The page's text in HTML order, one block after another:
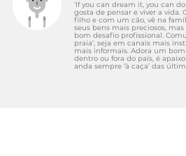
‘If you can dream it, you can
gosta de pensar e viver a vida.
filho e com um cão, vê na
seus bens mais preciosos,
bom desafio profissional.
praia’, seja em canais mais
mais informais. Adora um
dentro ou fora do país, é
anda sempre ‘à caça’ das